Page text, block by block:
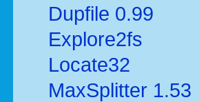
Dupfile 0.99
Explore2fs
Locate32
MaxSplitter 1.53